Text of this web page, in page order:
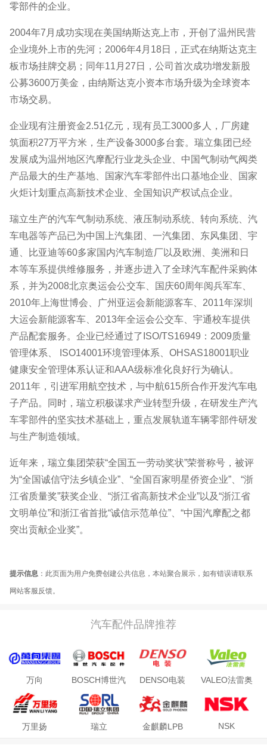
零部件的企业。
2004年7月成功实现在美国纳斯达克上市，开创了温州民营
企业境外上市的先河；2006年4月18日，正式在纳斯达克主
板市场挂牌交易；同年11月27日，公司首次成功增发新股
公募3600万美金，由纳斯达克小资本市场升级为全球资本
市场交易。
企业现有注册资金2.51亿元，现有员工3000多人，厂房建
筑面积27万平方米，生产设备3000多台套。瑞立集团已经
发展成为温州地区汽摩配行业龙头企业、中国气制动气阀类
产品最大的生产基地、国家汽车零部件出口基地企业、国家
火炬计划重点高新技术企业、全国知识产权试点企业。
瑞立生产的汽车气制动系统、液压制动系统、转向系统、汽
车电器等产品已为中国上汽集团、一汽集团、东风集团、宇
通、比亚迪等60多家国内汽车制造厂以及欧洲、美洲和日
本等车系提供维修服务，并逐步进入了全球汽车配件采购体
系，并为2008北京奥运会公交车、国庆60周年阅兵军车、
2010年上海世博会、广州亚运会新能源客车、2011年深圳
大运会新能源客车、2013年全运会公交车、宇通校车提供
产品配套服务。企业已经通过了ISO/TS16949：2009质量
管理体系、 ISO14001环境管理体系、OHSAS18001职业
健康安全管理体系认证和AAA级标准化良好行为确认。
2011年，引进军用航空技术，与中航615所合作开发汽车电
子产品。同时，瑞立积极谋求产业转型升级，在研发生产汽
车零部件的坚实技术基础上，重点发展轨道车辆零部件研发
与生产制造领域。
近年来，瑞立集团荣获“全国五一劳动奖状”荣誉称号，被评
为“全国诚信守法乡镇企业”、“全国百家明星侨资企业”、“浙
江省质量奖”获奖企业、“浙江省高新技术企业”以及“浙江省
文明单位”和浙江省首批“诚信示范单位”、“中国汽摩配之都
突出贡献企业奖”。
提示信息 ：此页面为用户免费创建公共信息，本站聚合展示，如有错误请联系
网站客服反馈。
汽车配件品牌推荐
万向
BOSCH博世汽
DENSO电装 VALEO法雷奥
万里扬 瑞立 金麒麟LPB NSK